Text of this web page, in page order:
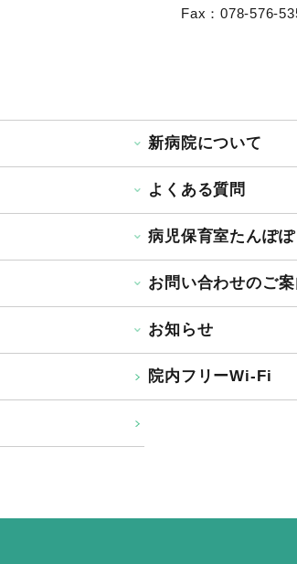
Fax：078-576-
新病院について
よくある質問
病児保育室たんぽぽ
お問い合わせのご案
お知らせ
院内フリーWi-Fi